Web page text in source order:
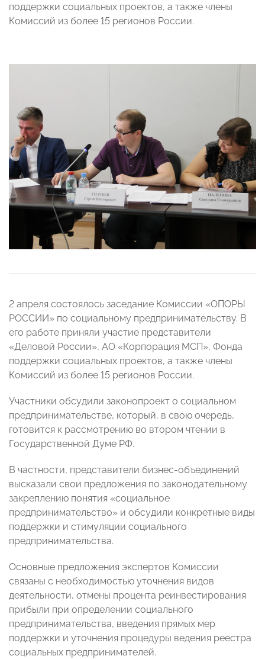
поддержки социальных проектов, а также члены
Комиссий из более 15 регионов России.
2 апреля состоялось заседание Комиссии «ОПОРЫ
РОССИИ» по социальному предпринимательству. В
его работе приняли участие представители
«Деловой России», АО «Корпорация МСП», Фонда
поддержки социальных проектов, а также члены
Комиссий из более 15 регионов России.
Участники обсудили законопроект о социальном
предпринимательстве, который, в свою очередь,
готовится к рассмотрению во втором чтении в
Государственной Думе РФ.
В частности, представители бизнес-объединений
высказали свои предложения по законодательному
закреплению понятия «социальное
предпринимательство» и обсудили конкретные виды
поддержки и стимуляции социального
предпринимательства.
Основные предложения экспертов Комиссии
связаны с необходимостью уточнения видов
деятельности, отмены процента реинвестирования
прибыли при определении социального
предпринимательства, введения прямых мер
поддержки и уточнения процедуры ведения реестра
социальных предпринимателей.